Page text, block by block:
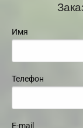
Имя
Телефон
E-mail